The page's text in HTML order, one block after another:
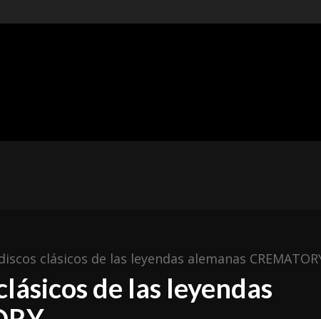
clásicos de las leyendas alemanas
de las leyendas